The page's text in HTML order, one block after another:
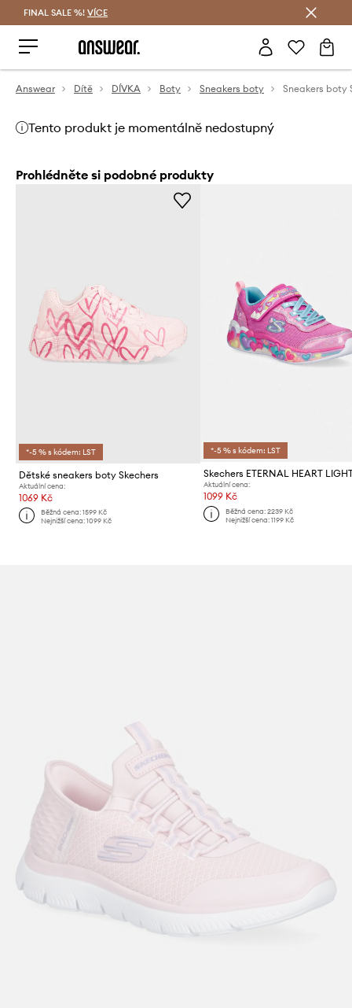
FINAL SALE %! VÍCE
Answear Dítě DÍVKA Boty Sneakers boty Sneakers boty
Tento produkt je momentálně nedostupný
Prohlédněte si podobné produkty
*-5 % s kódem: LST
Dětské sneakers boty Skechers
Aktuální cena:
1069 Kč
Běžná cena:1599 Kč
Nejnižší cena:1099 Kč
*-5 % s kódem: LST
Aktuální cena:
1099 Kč
Běžná cena: 2239 Kč
Nejnižší cena: 1199 Kč